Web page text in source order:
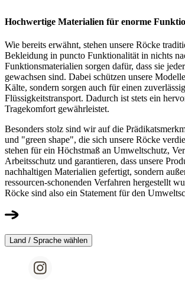
Hochwertige Materialien für enorme
Wie bereits erwähnt, stehen unsere Röcke
Bekleidung in puncto Funktionalität in nichts
Funktionsmaterialien sorgen dafür, dass sie
gewachsen sind. Dabei schützen unsere
Kälte, sondern sorgen auch für einen
Flüssigkeitstransport. Dadurch ist stets ein
Tragekomfort gewährleistet.
Besonders stolz sind wir auf die
und "green shape", die sich unsere Röcke
stehen für ein Höchstmaß an Umweltschutz,
Arbeitsschutz und garantieren, dass unsere
nachhaltigen Materialien gefertigt, sondern
ressourcen-schonenden Verfahren hergestellt
Röcke sind also ein Statement für den
Land / Sprache wählen